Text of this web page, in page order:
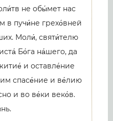
не обы́мет нас
в пучи́не грехо́вней
Моли́, святи́телю
Бо́га на́шего, да
и оставле́ние
спасе́ние и ве́лию
и во ве́ки веко́в.